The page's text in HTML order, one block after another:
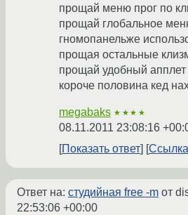
прощай меню прог по
прощай глобальное
гномопанельже
прощая остальные
прощай удобный
короче половина кед
megabaks ★★★★
08.11.2011 23:08:16
Показать ответ
Ссылка
Ответ на: студийная free -m от
22:53:06 +00:00